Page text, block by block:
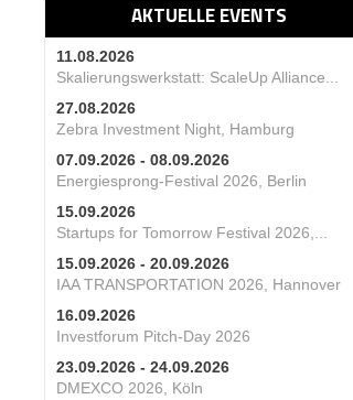
AKTUELLE EVENTS
11.08.2026
Skalierungswerkstatt: ScaleUp Alliance...
27.08.2026
Zebra Investment Night, Hamburg
07.09.2026 - 08.09.2026
Energiesprong-Festival 2026, Berlin
15.09.2026
Startups for Tomorrow Festival 2026,...
15.09.2026 - 20.09.2026
IAA TRANSPORTATION 2026, Hannover
16.09.2026
Investforum Pitch-Day 2026
23.09.2026 - 24.09.2026
DMEXCO 2026, Köln